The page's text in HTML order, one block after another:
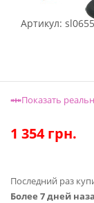
Артикул:
Показать
1 354грн.
Последний раз
Более 7 дней